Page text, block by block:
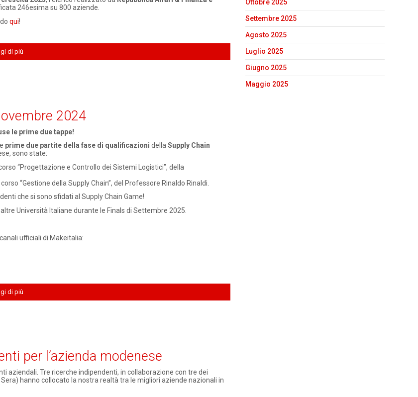
246esima su 800 aziende.
qui!
di più
2024
le prime due tappe!
prime due partite della fase di qualificazioni della Supply Chain
sono state:
“Progettazione e Controllo dei Sistemi Logistici”, della
“Gestione della Supply Chain”, del Professore Rinaldo Rinaldi.
che si sono sfidati al Supply Chain Game!
Università Italiane durante le Finals di Settembre 2025.
ufficiali di Makeitalia:
di più
per l’azienda modenese
aziendali. Tre ricerche indipendenti, in collaborazione con tre dei
hanno collocato la nostra realtà tra le migliori aziende nazionali in
Ottobre 2025
Settembre 2025
Agosto 2025
Luglio 2025
Giugno 2025
Maggio 2025